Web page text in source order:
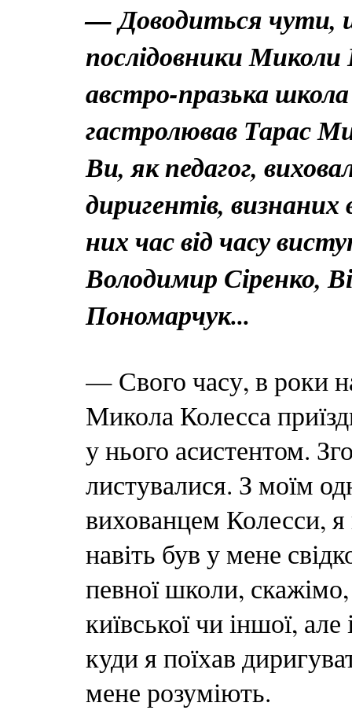
— Доводиться чути,
послідовники
австро-празька
гастролював Тарас
Ви, як педагог,
диригентів, визнаних
них час від часу
Володимир Сіренко,
Пономарчук...
— Свого часу, в роки
Микола Колесса
у нього асистентом.
листувалися. З моїм
вихованцем Колесси,
навіть був у мене
певної школи, скажімо,
київської чи іншої,
куди я поїхав
мене розуміють.